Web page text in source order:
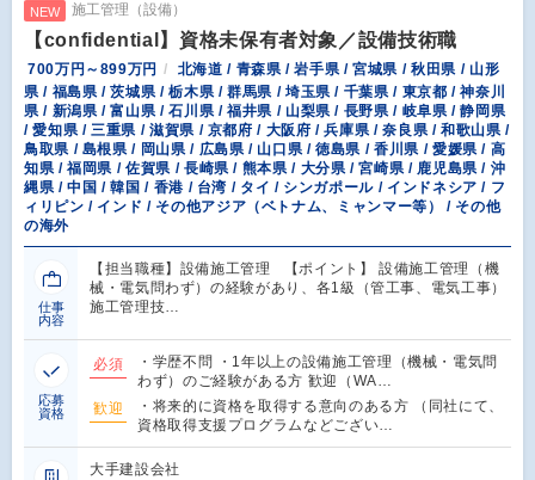
NEW 施工管理（設備）
【confidential】資格未保有者対象／設備技術職
700万円～899万円
北海道 / 青森県 / 岩手県 / 宮城県 / 秋田県 / 山形
県 / 福島県 / 茨城県 / 栃木県 / 群馬県 / 埼玉県 / 千葉県 / 東京都 / 神奈川
県 / 新潟県 / 富山県 / 石川県 / 福井県 / 山梨県 / 長野県 / 岐阜県 / 静岡県
/ 愛知県 / 三重県 / 滋賀県 / 京都府 / 大阪府 / 兵庫県 / 奈良県 / 和歌山県 /
鳥取県 / 島根県 / 岡山県 / 広島県 / 山口県 / 徳島県 / 香川県 / 愛媛県 / 高
知県 / 福岡県 / 佐賀県 / 長崎県 / 熊本県 / 大分県 / 宮崎県 / 鹿児島県 / 沖
縄県 / 中国 / 韓国 / 香港 / 台湾 / タイ / シンガポール / インドネシア / フ
ィリピン / インド / その他アジア（ベトナム、ミャンマー等） / その他
の海外
仕事
内容
【担当職種】設備施工管理 【ポイント】 設備施工管理（機
械・電気問わず）の経験があり、各1級（管工事、電気工事）
施工管理技…
応募
資格
必須
・学歴不問 ・1年以上の設備施工管理（機械・電気問
わず）のご経験がある方 歓迎（WA…
歓迎
・将来的に資格を取得する意向のある方 （同社にて、
資格取得支援プログラムなどござい…
大手建設会社